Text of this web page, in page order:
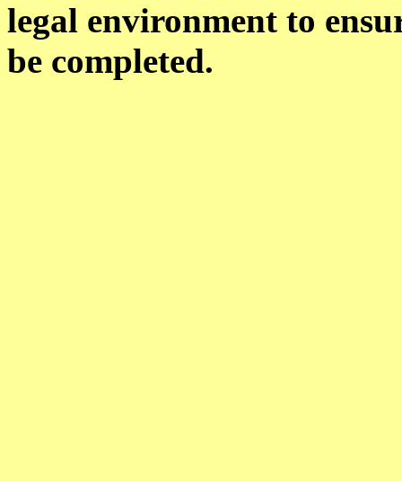
legal environment to
be completed.